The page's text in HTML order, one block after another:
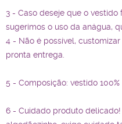
3 - Caso deseje que o
sugerimos o uso da anágua,
4 - Não é possível,
pronta entrega.
5 - Composição: vestido 100%
6 - Cuidado produto